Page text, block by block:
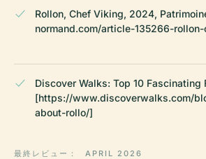
Rollon, Chef Viking, 2024,
normand.com/article-135266-
Discover Walks: Top 10
[https://www.discoverwalks.com/
about-rollo/]
最終レビュー： APRIL 2026